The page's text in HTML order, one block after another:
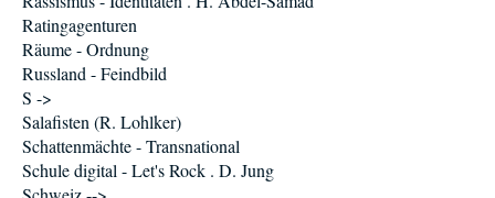
Ratingagenturen
Räume - Ordnung
Russland - Feindbild
S ->
Salafisten (R. Lohlker)
Schattenmächte - Transnational
Schule digital - Let's Rock . D. Jung